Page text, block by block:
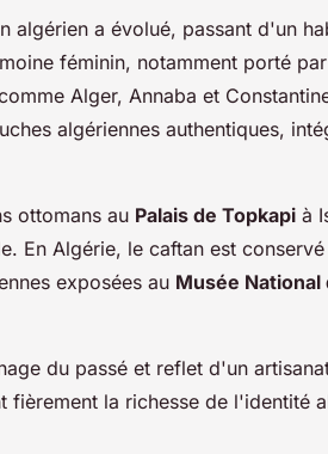
algérien a évolué, passant d'un
féminin, notamment porté
Alger, Annaba et
algériennes authentiques,
ottomans au Palais de Topkapi à
En Algérie, le caftan est
exposées au Musée
du passé et reflet d'un
fièrement la richesse de l'identité